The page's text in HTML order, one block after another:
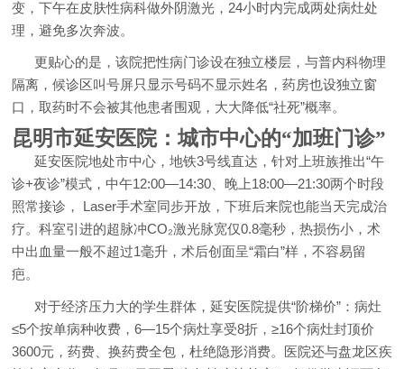
变，下午在皮肤性病科做外阴激光，24小时内完成两处病灶处
理，避免多次奔波。
更贴心的是，该院把性病门诊设在独立楼层，与普内科物理
隔离，候诊区叫号屏只显示号码不显示姓名，药房也设独立窗
口，取药时不会被其他患者围观，大大降低“社死”概率。
昆明市延安医院：城市中心的“加班门诊”
延安医院地处市中心，地铁3号线直达，针对上班族推出“午
诊+夜诊”模式，中午12:00—14:30、晚上18:00—21:30两个时段
照常接诊， Laser手术室同步开放，下班后来院也能当天完成治
疗。科室引进的超脉冲CO₂激光脉宽仅0.8毫秒，热损伤小，术
中出血量一般不超过1毫升，术后创面呈“霜白”样，不容易留
疤。
对于经济压力大的学生群体，延安医院提供“阶梯价”：病灶
≤5个按单病种收费，6—15个病灶享受8折，≥16个病灶封顶价
3600元，药费、换药费全包，杜绝隐形消费。医院还与盘龙区疾